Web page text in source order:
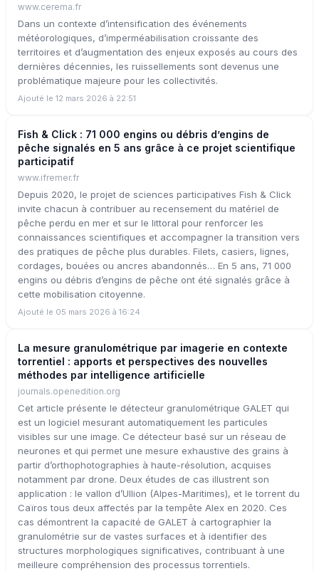
www.cerema.fr
Dans un contexte d’intensification des événements
météorologiques, d’imperméabilisation croissante des
territoires et d’augmentation des enjeux exposés au cours des
dernières décennies, les ruissellements sont devenus une
problématique majeure pour les collectivités.
Ajouté le 12 mars 2026 à 22:51
Fish & Click : 71 000 engins ou débris d’engins de
pêche signalés en 5 ans grâce à ce projet scientifique
participatif
www.ifremer.fr
Depuis 2020, le projet de sciences participatives Fish & Click
invite chacun à contribuer au recensement du matériel de
pêche perdu en mer et sur le littoral pour renforcer les
connaissances scientifiques et accompagner la transition vers
des pratiques de pêche plus durables. Filets, casiers, lignes,
cordages, bouées ou ancres abandonnés… En 5 ans, 71 000
engins ou débris d’engins de pêche ont été signalés grâce à
cette mobilisation citoyenne.
Ajouté le 05 mars 2026 à 16:24
La mesure granulométrique par imagerie en contexte
torrentiel : apports et perspectives des nouvelles
méthodes par intelligence artificielle
journals.openedition.org
Cet article présente le détecteur granulométrique GALET qui
est un logiciel mesurant automatiquement les particules
visibles sur une image. Ce détecteur basé sur un réseau de
neurones et qui permet une mesure exhaustive des grains à
partir d’orthophotographies à haute-résolution, acquises
notamment par drone. Deux études de cas illustrent son
application : le vallon d’Ullion (Alpes-Maritimes), et le torrent du
Caïros tous deux affectés par la tempête Alex en 2020. Ces
cas démontrent la capacité de GALET à cartographier la
granulométrie sur de vastes surfaces et à identifier des
structures morphologiques significatives, contribuant à une
meilleure compréhension des processus torrentiels.